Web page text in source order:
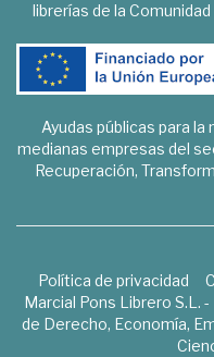
librerías de la
Ayudas públicas para
medianas empresas del
Recuperación,
Política de privacidad
Marcial Pons Librero S.L.
de Derecho, Economía,